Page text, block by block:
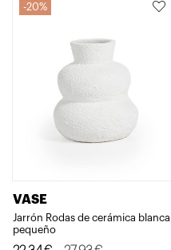
20%
VASE
Jarrón Rodas de cerámica blanca
pequeño